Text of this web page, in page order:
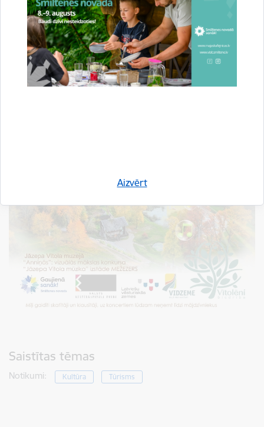
Aizvērt
Saistītas tēmas
Notikumi: Kultūra Tūrisms